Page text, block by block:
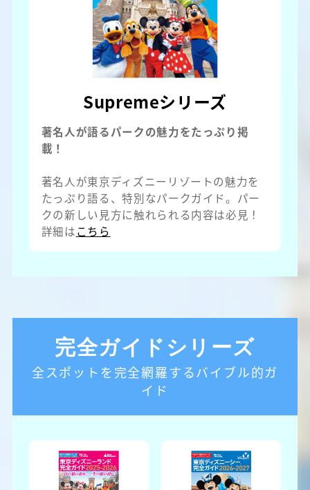
Supremeシリーズ
著名人が語るパークの魅力をたっぷり掲
載！
著名人が東京ディズニーリゾートの魅力を
たっぷり語る、特別なパークガイド。パー
クの新しい見方に触れられる内容は必見！​
詳細はこちら
完全ガイドシリーズ
全スポットを完全網羅するバイブル的ガ
イド